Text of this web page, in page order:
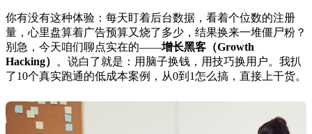
你有没有这种体验：每天盯着后台数据，看着个位数的注册
量，心里盘算着广告预算又烧了多少，结果换来一堆僵尸粉？
别急，今天咱们聊点实在的——增长黑客（Growth
Hacking）
。说白了就是：用脑子换钱，用技巧换用户。我扒
了10个真实跑通的低成本案例，从0到1怎么搞，直接上干货。